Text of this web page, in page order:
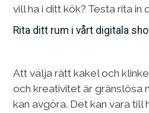
vill ha i ditt kök? Testa rita
Rita ditt rum i vårt digitala
Att välja rätt kakel och
och kreativitet är gränslösa
kan avgöra. Det kan vara till